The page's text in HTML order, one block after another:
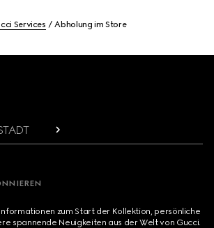
Services Abholung im Store
zum Start der Kollektion, persönliche
spannende Neuigkeiten aus der Welt von Gucci.